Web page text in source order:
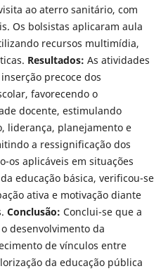
ao aterro sanitário, com
Os bolsistas aplicaram aula
recursos multimídia,
Resultados: As atividades
precoce dos
favorecendo o
docente, estimulando
liderança, planejamento e
a ressignificação dos
os aplicáveis em situações
educação básica, verificou-se
ativa e motivação diante
Conclusão: Conclui-se que a
desenvolvimento da
de vínculos entre
da educação pública